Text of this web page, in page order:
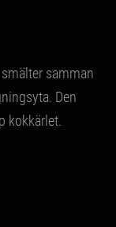
samman
Den
kokkärlet.